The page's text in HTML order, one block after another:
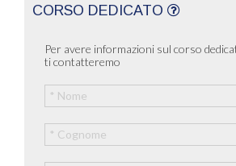
CORSO DEDICATO
Per avere informazioni sul corso
ti contatteremo